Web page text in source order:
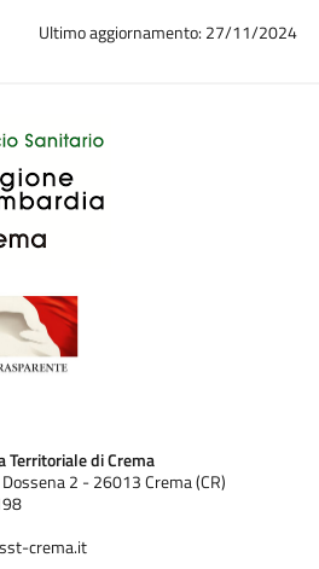
Ultimo aggiornamento: 27/11/2024
Territoriale di Crema
2 - 26013 Crema (CR)
crema.it